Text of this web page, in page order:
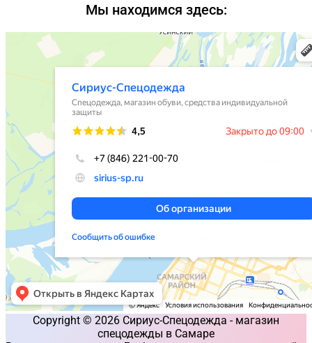
Мы находимся здесь:
Copyright © 2026 Сириус-Спецодежда - магазин
спецодежды в Самаре